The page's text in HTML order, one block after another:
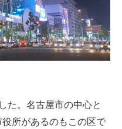
た。名古屋市の中心と
所があるのもこの区で